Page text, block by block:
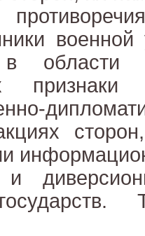
военной
области
признаки
и